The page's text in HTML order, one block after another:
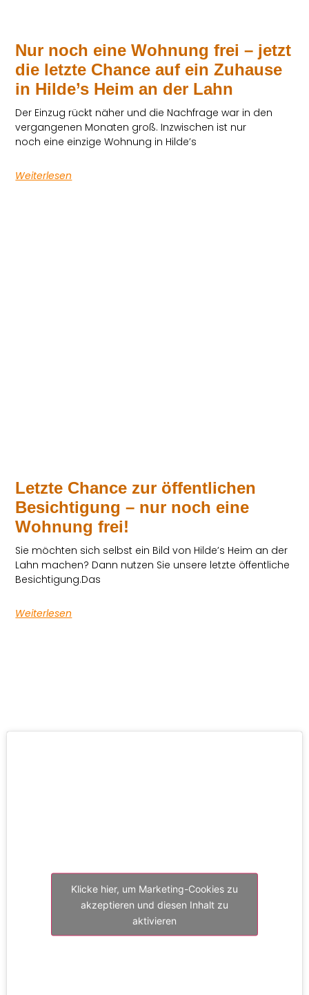
Nur noch eine Wohnung frei – jetzt
die letzte Chance auf ein Zuhause
in Hilde’s Heim an der Lahn
Der Einzug rückt näher und die Nachfrage war in den
vergangenen Monaten groß. Inzwischen ist nur
noch eine einzige Wohnung in Hilde’s
Weiterlesen
Letzte Chance zur öffentlichen
Besichtigung – nur noch eine
Wohnung frei!
Sie möchten sich selbst ein Bild von Hilde’s Heim an der
Lahn machen? Dann nutzen Sie unsere letzte öffentliche
Besichtigung.Das
Weiterlesen
Klicke hier, um Marketing-Cookies zu
akzeptieren und diesen Inhalt zu
aktivieren